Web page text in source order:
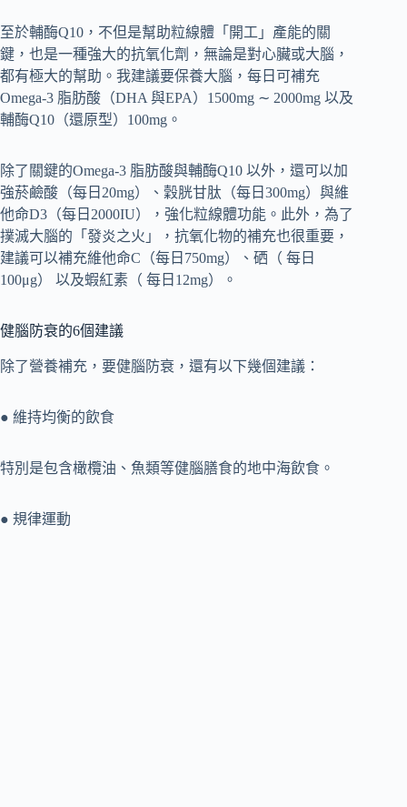
至於輔酶Q10，不但是幫助粒線體「開工」產能的關
鍵，也是一種強大的抗氧化劑，無論是對心臟或大腦，
都有極大的幫助。我建議要保養大腦，每日可補充
Omega-3 脂肪酸（DHA 與EPA）1500mg ∼ 2000mg 以及
輔酶Q10（還原型）100mg。
除了關鍵的Omega-3 脂肪酸與輔酶Q10 以外，還可以加
強菸鹼酸（每日20mg）、穀胱甘肽（每日300mg）與維
他命D3（每日2000IU），強化粒線體功能。此外，為了
撲滅大腦的「發炎之火」，抗氧化物的補充也很重要，
建議可以補充維他命C（每日750mg）、硒（ 每日
100μg） 以及蝦紅素（ 每日12mg）。
健腦防衰的6個建議
除了營養補充，要健腦防衰，還有以下幾個建議：
● 維持均衡的飲食
特別是包含橄欖油、魚類等健腦膳食的地中海飲食。
● 規律運動